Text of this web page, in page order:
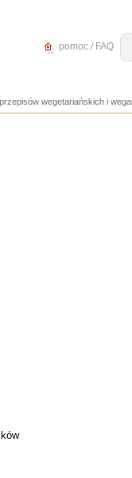
pomoc / FAQ
wegetariańskich i